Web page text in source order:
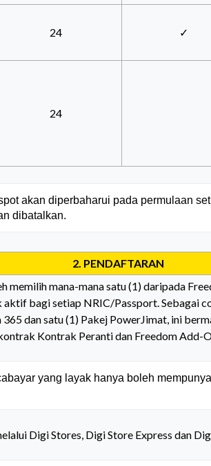
24 ✓
24
akan diperbaharui pada permulaan
dibatalkan.
2. PENDAFTARAN
memilih mana-mana satu (1) daripada
bagi setiap NRIC/Passport. Sebagai
dan satu (1) Pakej PowerJimat, ini
Kontrak Peranti dan Freedom Add-
yang layak hanya boleh
Digi Stores, Digi Store Express dan